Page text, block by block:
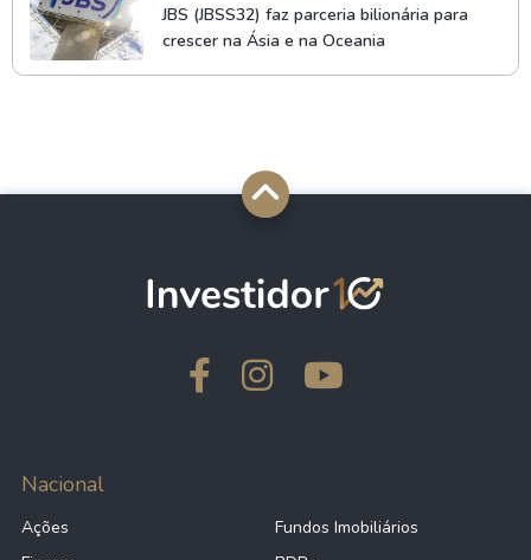
JBS (JBSS32) faz parceria bilionária para
crescer na Ásia e na Oceania
Nacional
Ações
Fundos Imobiliários